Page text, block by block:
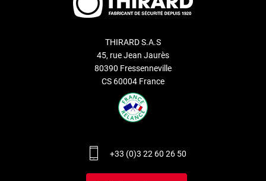
THIRARD S.A.S
45, rue Jean Jaurès
80390 Fressenneville
CS 60004 France
+33 (0)3 22 60 26 50